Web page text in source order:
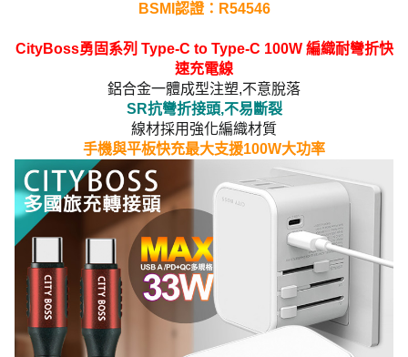
BSMI認證：R54546
CityBoss勇固系列 Type-C to Type-C 100W 編織耐彎折快
速充電線
鋁合金一體成型注塑,不意脫落
SR抗彎折接頭,不易斷裂
線材採用強化編織材質
手機與平板快充最大支援100W大功率